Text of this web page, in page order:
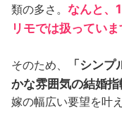
類の多さ。なんと、
リモでは扱っていま
そのため、
「シン
かな雰囲気の結婚指
嫁の幅広い要望を叶